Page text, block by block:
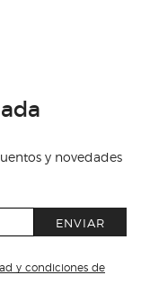
y novedades
ENVIAR
y condiciones de